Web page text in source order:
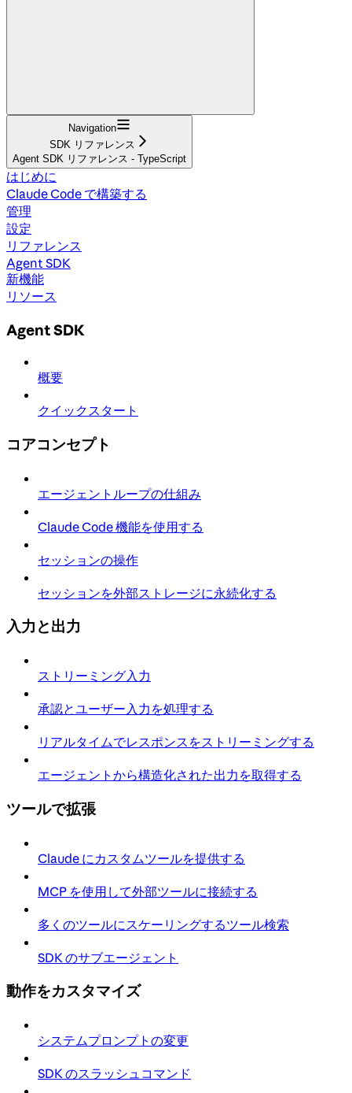
Navigation
SDK リファレンス
Agent SDK リファレンス - TypeScript
はじめに
Claude Code で構築する
管理
設定
リファレンス
Agent SDK
新機能
リソース
Agent SDK
概要
クイックスタート
コアコンセプト
エージェントループの仕組み
Claude Code 機能を使用する
セッションの操作
セッションを外部ストレージに永続化する
入力と出力
ストリーミング入力
承認とユーザー入力を処理する
リアルタイムでレスポンスをストリーミングする
エージェントから構造化された出力を取得する
ツールで拡張
Claude にカスタムツールを提供する
MCP を使用して外部ツールに接続する
多くのツールにスケーリングするツール検索
SDK のサブエージェント
動作をカスタマイズ
システムプロンプトの変更
SDK のスラッシュコマンド